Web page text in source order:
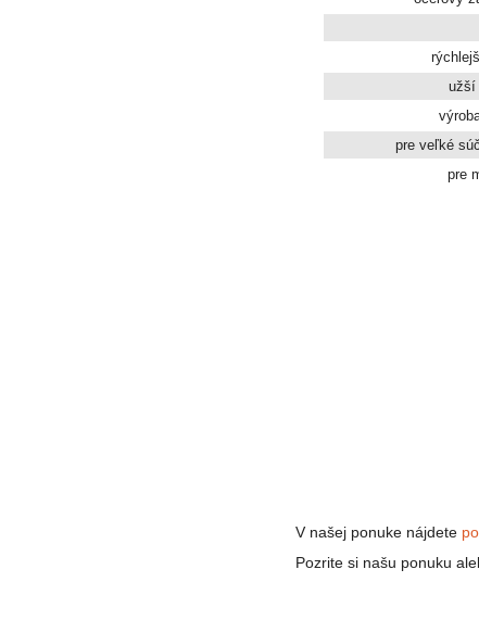
užší
pre veľké
pre
V našej ponuke nájdete
Pozrite si našu ponuku